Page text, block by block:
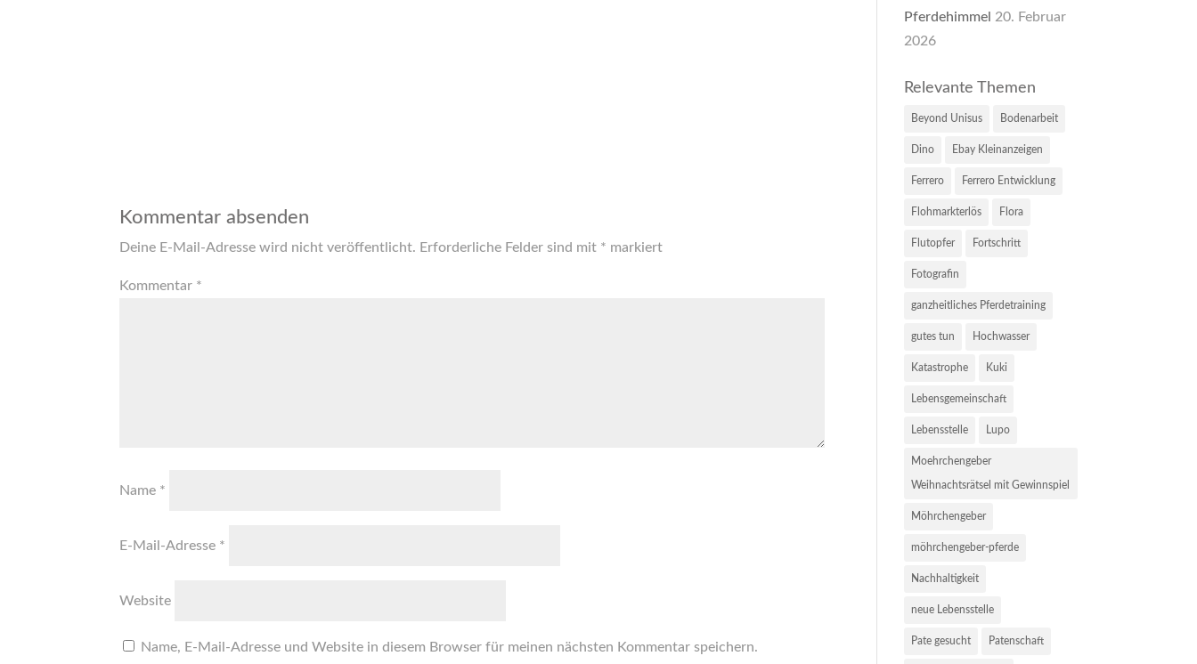
Kommentar absenden
Deine E-Mail-Adresse wird nicht veröffentlicht. Erforderliche Felder sind mit * markiert
Kommentar *
Name *
E-Mail-Adresse *
Website
Name, E-Mail-Adresse und Website in diesem Browser für meinen nächsten Kommentar speichern.
Pferdehimmel 20. Februar
2026
Relevante Themen
Beyond Unisus Bodenarbeit
Dino Ebay Kleinanzeigen
Ferrero Ferrero Entwicklung
Flohmarkterlös Flora
Flutopfer Fortschritt
Fotografin
ganzheitliches Pferdetraining
gutes tun Hochwasser
Katastrophe Kuki
Lebensgemeinschaft
Lebensstelle Lupo
Moehrchengeber
Weihnachtsrätsel mit Gewinnspiel
Möhrchengeber
möhrchengeber-pferde
Nachhaltigkeit
neue Lebensstelle
Pate gesucht Patenschaft